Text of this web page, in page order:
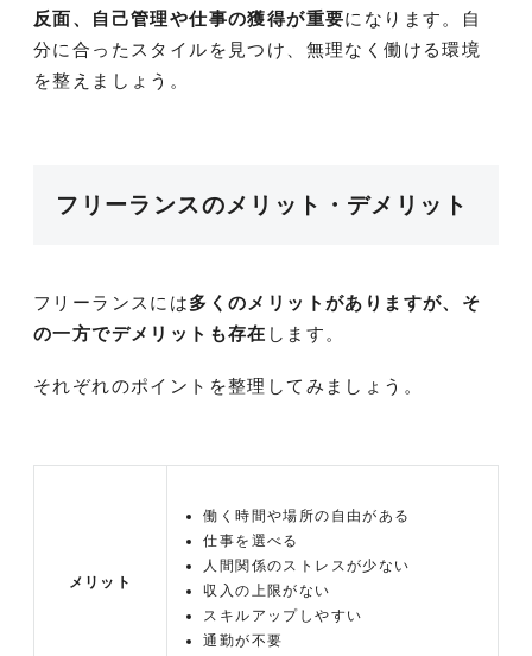
反面、自己管理や仕事の獲得が重要になります。自
分に合ったスタイルを見つけ、無理なく働ける環境
を整えましょう。
フリーランスのメリット・デメリット
フリーランスには多くのメリットがありますが、そ
の一方でデメリットも存在 します。
それぞれのポイントを整理してみましょう。
メリット
働く時間や場所の自由がある
仕事を選べる
人間関係のストレスが少ない
収入の上限がない
スキルアップしやすい
通勤が不要